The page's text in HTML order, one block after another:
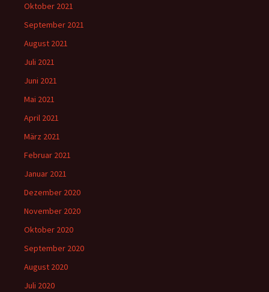
Oktober 2021
September 2021
August 2021
Juli 2021
Juni 2021
Mai 2021
April 2021
März 2021
Februar 2021
Januar 2021
Dezember 2020
November 2020
Oktober 2020
September 2020
August 2020
Juli 2020